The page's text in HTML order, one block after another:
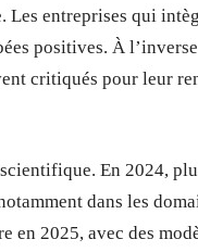
Les entreprises qui
positives. À
critiqués pour leur
En 2024,
dans les
en 2025, avec des